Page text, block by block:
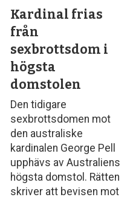
Kardinal frias
från
sexbrottsdom i
högsta
domstolen
Den tidigare
sexbrottsdomen mot
den australiske
kardinalen George Pell
upphävs av Australiens
högsta domstol. Rätten
skriver att bevisen mot